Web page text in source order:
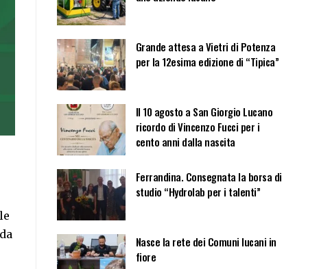
Grande attesa a Vietri di Potenza
per la 12esima edizione di “Tipica”
Il 10 agosto a San Giorgio Lucano
ricordo di Vincenzo Fucci per i
cento anni dalla nascita
Ferrandina. Consegnata la borsa di
studio “Hydrolab per i talenti”
Nasce la rete dei Comuni lucani in
fiore